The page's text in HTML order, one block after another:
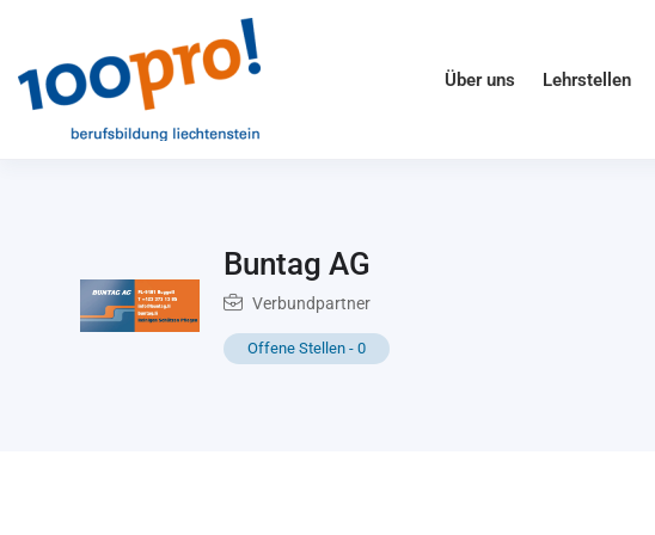
Über uns Lehrstellen
Buntag AG
Verbundpartner
Offene Stellen - 0